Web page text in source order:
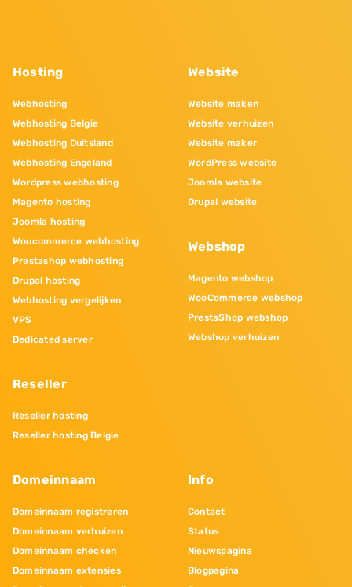
Hosting
Webhosting
Webhosting Belgie
Webhosting Duitsland
Webhosting Engeland
Wordpress webhosting
Magento hosting
Joomla hosting
Woocommerce webhosting
Prestashop webhosting
Drupal hosting
Webhosting vergelijken
VPS
Dedicated server
Reseller
Reseller hosting
Reseller hosting Belgie
Website
Website maken
Website verhuizen
Website maker
WordPress website
Joomla website
Drupal website
Webshop
Magento webshop
WooCommerce webshop
PrestaShop webshop
Webshop verhuizen
Domeinnaam
Domeinnaam registreren
Domeinnaam verhuizen
Domeinnaam checken
Domeinnaam extensies
Info
Contact
Status
Nieuwspagina
Blogpagina